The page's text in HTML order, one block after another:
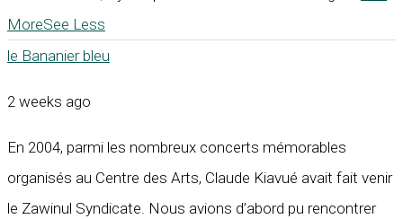
MoreSee Less
le Bananier bleu
2 weeks ago
En 2004, parmi les nombreux concerts mémorables
organisés au Centre des Arts, Claude Kiavué avait fait venir
le Zawinul Syndicate. Nous avions d’abord pu rencontrer